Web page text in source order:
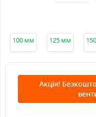
100 мм 125 мм
Акція!